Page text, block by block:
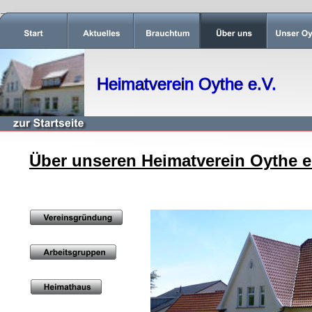
Heimatverein Oythe e.V.
Über unseren Heimatverein Oythe